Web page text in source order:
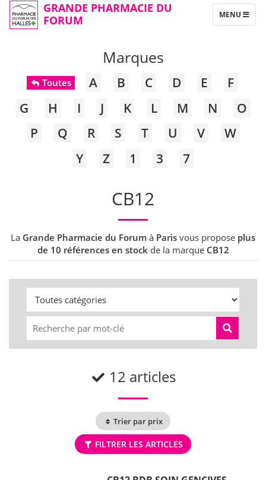
GRANDE PHARMACIE DU
FORUM
TOGGLE
NAVIGATION
MENU
Marques
Toutes A B C D E
F
G
H I J K L M N
O
P
Q R S T U V
W
Y
Z 1 3 7
CB12
La Grande Pharmacie du Forum à Paris vous propose plus
de 10 références en stock de la marque CB12
12 articles
Trier par prix
FILTRER LES ARTICLES